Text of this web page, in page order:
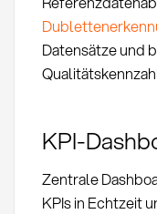
Datensätze und
KPI-
Zentrale
KPIs in Echtzeit